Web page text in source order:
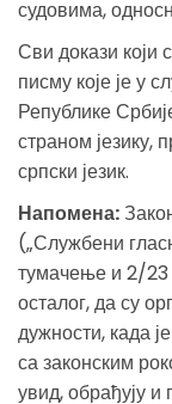
судовима,
Сви докази који
писму које је у
Републике
страном језику,
српски језик.
Напомена:
(„Службени
тумачење и 2/23
осталог, да су
дужности, када
са законским
увид, обрађују